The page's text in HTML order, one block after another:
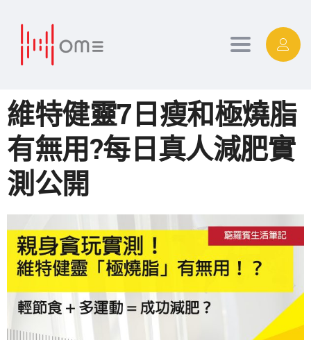
Toggle
維特健靈7日瘦和極燒脂
有無用?每日真人減肥實
測公開